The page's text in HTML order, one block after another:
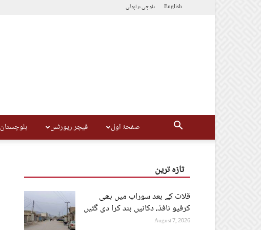
English بلوچیبراہوئی
صفحۂ اول فیچر رپورٹس بلوچستان
تازہ ترین
قلات کے بعد سوراب میں بھی
کرفیو نافذ، دکانیں بند کرا دی گئیں
August 7, 2026